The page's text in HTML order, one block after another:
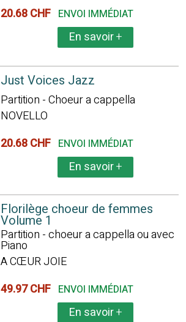
20.68 CHF ENVOI IMMÉDIAT
En savoir+
Just Voices Jazz
Partition - Choeur a cappella
NOVELLO
20.68 CHF ENVOI IMMÉDIAT
En savoir+
Florilège choeur de femmes
Volume 1
Partition - choeur a cappella ou avec
Piano
A CŒUR JOIE
49.97 CHF ENVOI IMMÉDIAT
En savoir+